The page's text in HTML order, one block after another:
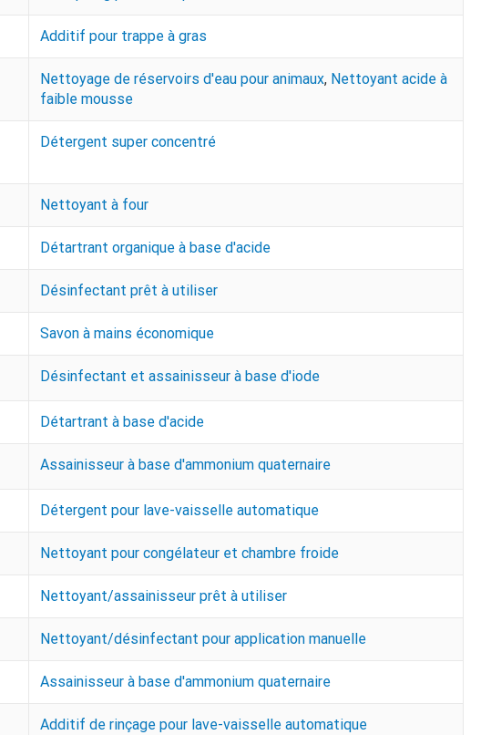
Additif pour trappe à gras
Nettoyage de réservoirs d'eau pour animaux, Nettoyant acide à
faible mousse
Détergent super concentré
Nettoyant à four
Détartrant organique à base d'acide
Désinfectant prêt à utiliser
Savon à mains économique
Désinfectant et assainisseur à base d'iode
Détartrant à base d'acide
Assainisseur à base d'ammonium quaternaire
Détergent pour lave-vaisselle automatique
Nettoyant pour congélateur et chambre froide
Nettoyant/assainisseur prêt à utiliser
Nettoyant/désinfectant pour application manuelle
Assainisseur à base d'ammonium quaternaire
Additif de rinçage pour lave-vaisselle automatique